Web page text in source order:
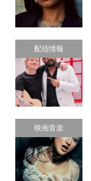
配信情報
映画音楽